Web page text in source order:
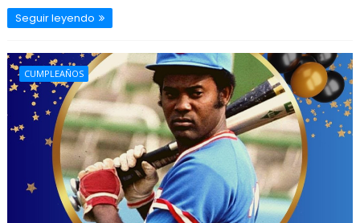
Seguir leyendo
CUMPLEAÑOS